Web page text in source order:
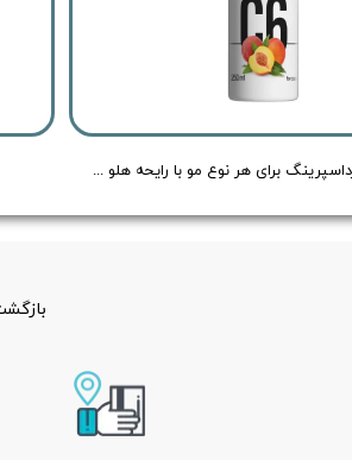
شامپو گربه رداسپرینگ برای هر نوع مو با رایحه هلو - Redspring Cat Shampoo Peach Flavour - حجم 250 میلی لیتر